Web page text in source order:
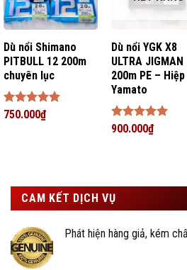
Dù nổi Shimano
PITBULL 12 200m
chuyên lục
Được xếp
750.000₫
Dù nổi YGK X8
ULTRA JIGMAN
200m PE –
Yamato
Được xếp
900.000₫
CAM KẾT DỊCH VỤ
Phát hiện hàng giả, kém